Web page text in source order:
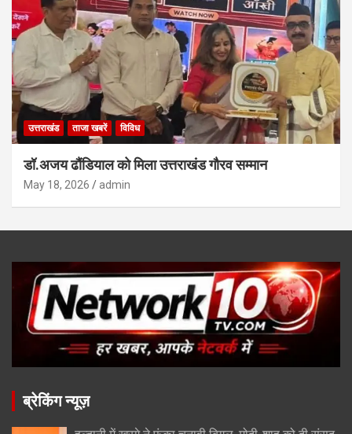
उत्तराखंड ताजा खबरें विविध
डॉ.अजय ढौंडियाल को मिला उत्तराखंड गौरव सम्मान
May 18, 2026 admin
ब्रेकिंग न्यूज़